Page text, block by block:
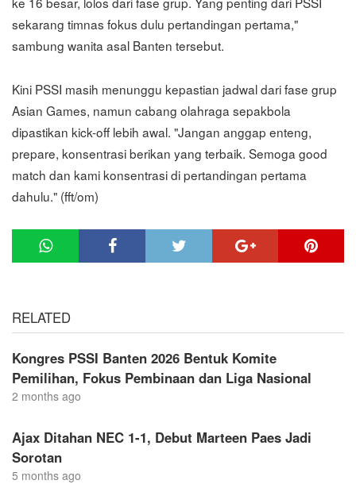
sekarang timnas fokus dulu pertandingan pertama,"
sambung wanita asal Banten tersebut.
Kini PSSI masih menunggu kepastian jadwal dari fase grup
Asian Games, namun cabang olahraga sepakbola
dipastikan kick-off lebih awal. "Jangan anggap enteng,
prepare, konsentrasi berikan yang terbaik. Semoga good
match dan kami konsentrasi di pertandingan pertama
dahulu." (fft/om)
RELATED
Kongres PSSI Banten 2026 Bentuk Komite
Pemilihan, Fokus Pembinaan dan Liga Nasional
2 months ago
Ajax Ditahan NEC 1-1, Debut Marteen Paes Jadi
Sorotan
5 months ago